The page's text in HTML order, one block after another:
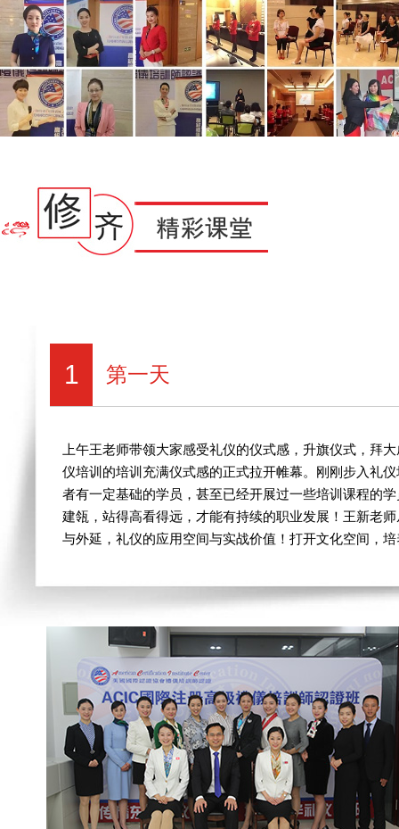
1 第一天
上午王老师带领大家感受礼仪的仪式感，升旗仪式，拜
仪培训的培训充满仪式感的正式拉开帷幕。刚刚步入礼
者有一定基础的学员，甚至已经开展过一些培训课程的
建瓴，站得高看得远，才能有持续的职业发展！王新老
与外延，礼仪的应用空间与实战价值！打开文化空间，